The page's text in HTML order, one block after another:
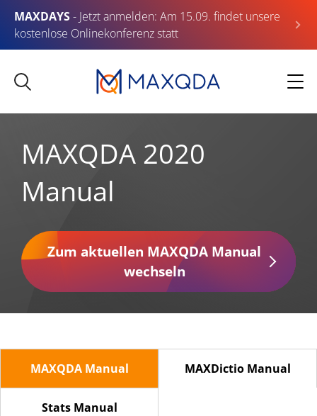
MAXDAYS- Jetzt anmelden: Am 15.09. findet unsere
kostenlose Onlinekonferenz statt
MAXQDA 2020
Manual
Zum aktuellen MAXQDA Manual
wechseln
MAXQDA Manual MAXDictio Manual
Stats Manual